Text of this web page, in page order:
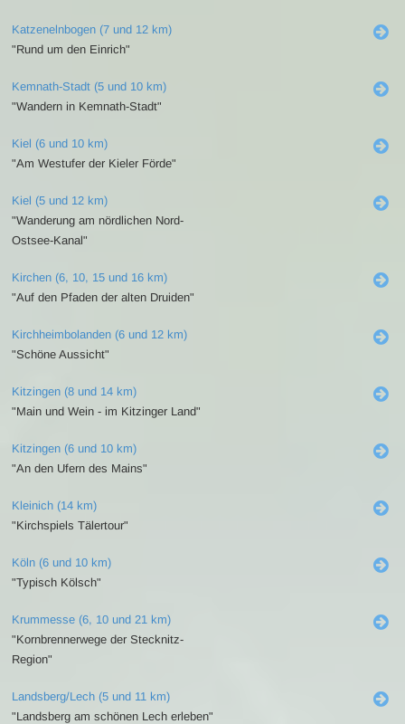
Katzenelnbogen (7 und 12 km)
"Rund um den Einrich"
Kemnath-Stadt (5 und 10 km)
"Wandern in Kemnath-Stadt"
Kiel (6 und 10 km)
"Am Westufer der Kieler Förde"
Kiel (5 und 12 km)
"Wanderung am nördlichen Nord-
Ostsee-Kanal"
Kirchen (6, 10, 15 und 16 km)
"Auf den Pfaden der alten Druiden"
Kirchheimbolanden (6 und 12 km)
"Schöne Aussicht"
Kitzingen (8 und 14 km)
"Main und Wein - im Kitzinger Land"
Kitzingen (6 und 10 km)
"An den Ufern des Mains"
Kleinich (14 km)
"Kirchspiels Tälertour"
Köln (6 und 10 km)
"Typisch Kölsch"
Krummesse (6, 10 und 21 km)
"Kornbrennerwege der Stecknitz-
Region"
Landsberg/Lech (5 und 11 km)
"Landsberg am schönen Lech erleben"